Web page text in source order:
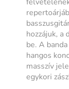
hozzájuk, a
be. A
hangos
masszív
egykori